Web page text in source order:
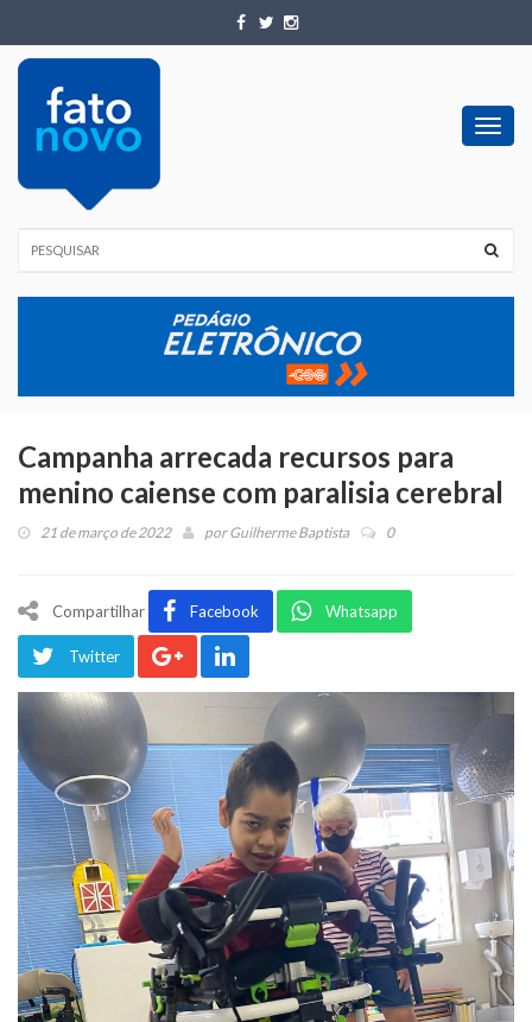
Campanha arrecada recursos para
menino caiense com paralisia cerebral
21 de março de 2022 porGuilherme Baptista 0
Compartilhar Facebook Whatsapp
Twitter